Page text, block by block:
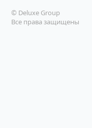
© Deluxe Group
Все права защищены